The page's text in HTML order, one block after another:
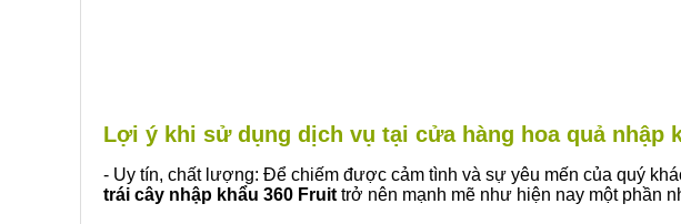
Lợi ý khi sử dụng dịch vụ tại cửa hàng hoa quả nhập
- Uy tín, chất lượng: Để chiếm được cảm tình và sự yêu mến của quý
trái cây nhập khẩu 360 Fruit trở nên mạnh mẽ như hiện nay một phần